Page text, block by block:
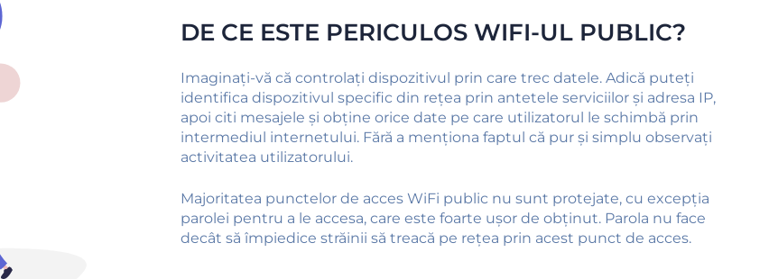
DE CE ESTE PERICULOS WIFI-UL PUBLIC?
Imaginați-vă că controlați dispozitivul prin care trec datele. Adică puteți
identifica dispozitivul specific din rețea prin antetele serviciilor și adresa IP,
apoi citi mesajele și obține orice date pe care utilizatorul le schimbă prin
intermediul internetului. Fără a menționa faptul că pur și simplu observați
activitatea utilizatorului.
Majoritatea punctelor de acces WiFi public nu sunt protejate, cu excepția
parolei pentru a le accesa, care este foarte ușor de obținut. Parola nu face
decât să împiedice străinii să treacă pe rețea prin acest punct de acces.